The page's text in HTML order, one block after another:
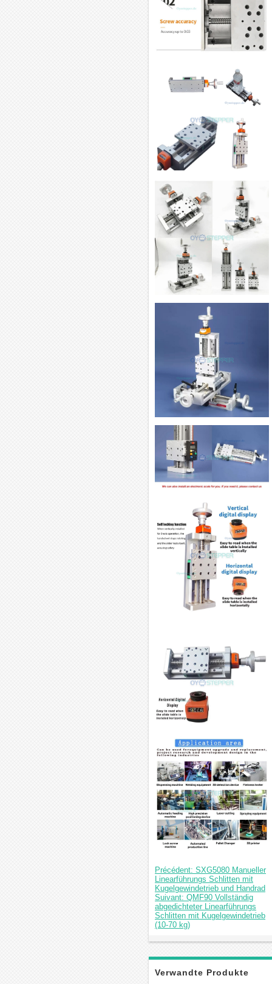
Précédent: SXG5080 Manueller
Linearführungs Schlitten mit
Kugelgewindetrieb und Handrad
Suivant: QMF90 Vollständig
abgedichteter Linearführungs
Schlitten mit Kugelgewindetrieb
(10-70 kg)
Verwandte Produkte